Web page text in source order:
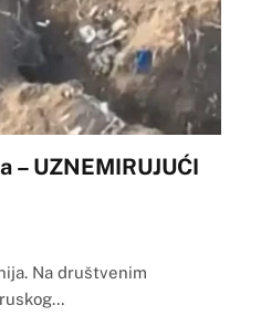
UZNEMIRUJUĆI
Na društvenim